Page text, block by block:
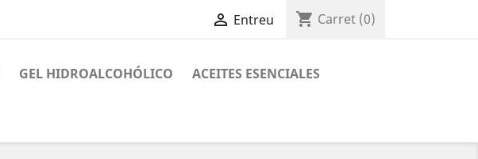
 Entreu shopping_cart Carret (0)
GEL HIDROALCOHÓLICO
ACEITES ESENCIALES